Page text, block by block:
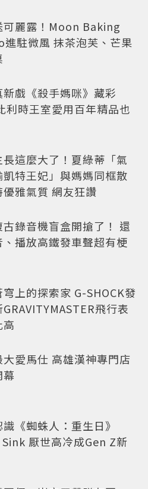
可麗露！Moon Baking
駐微風 抹茶泡芙、芒果
戲《殺手媽咪》藏彩
利時王室愛用百年精品也
長這麼大了！夏綠蒂「氣
凱特王妃」與媽媽同框散
優雅氣質 網友狂讚
古錄音機盲盒開搶了！ 還
、播放高鐵發車聲超有梗
穹上的探索家 G-SHOCK發
飛行表
大愛馬仕 高雄漢神專門店
《蜘蛛人：重生日》
厭世高冷成Gen Z新